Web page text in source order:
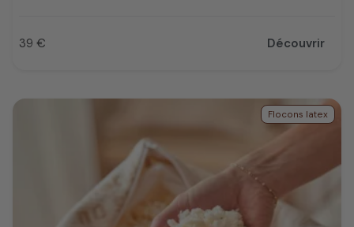
Prix
39 € Découvrir
Flocons latex